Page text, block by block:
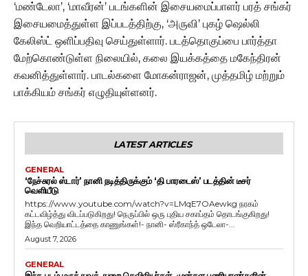
‘மண்டேலா’, ‘மாவீரன்’ படங்களின் இசையமைப்பாளர் பரத் சங்கர்
இசையமைத்துள்ள இப்படத்திற்கு, ‘அருவி’ புகழ் ஷெல்லி
கேலிஸ்ட் ஒளிப்பதிவு செய்துள்ளார். படத்தொகுப்பை பார்த்தா
மேற்கொண்டுள்ள நிலையில், கலை இயக்கத்தை மகேந்திரன்
கவனித்துள்ளார். பாடல்களை மோகன்ராஜன், முத்தமிழ் மற்றும்
பாக்கியம் சங்கர் எழுதியுள்ளனர்.
LATEST ARTICLES
GENERAL
‘நேச்சுரல் ஸ்டார்’ நானி நடித்திருக்கும் ‘தி பாரடைஸ்’ படத்தின் டீசர்
வெளியீடு
https://www.youtube.com/watch?v=LMqE7OAewkg நரகம்
கட்டவிழ்த்து விடப்படுகிறது! நெருப்பில் ஒரு புதிய சகாப்தம் தொடங்குகிறது!
இந்த வெறியாட்டத்தை காணுங்கள்!- நானி- ஸ்ரீகாந்த் ஒடேலா-...
August 7, 2026
GENERAL